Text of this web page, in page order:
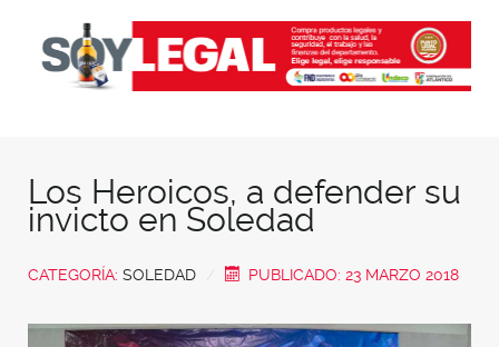
Los Heroicos, a defender su
invicto en Soledad
CATEGORÍA: SOLEDAD PUBLICADO: 23 MARZO 2018